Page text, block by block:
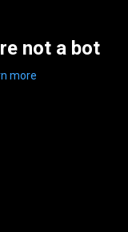
not a bot
more